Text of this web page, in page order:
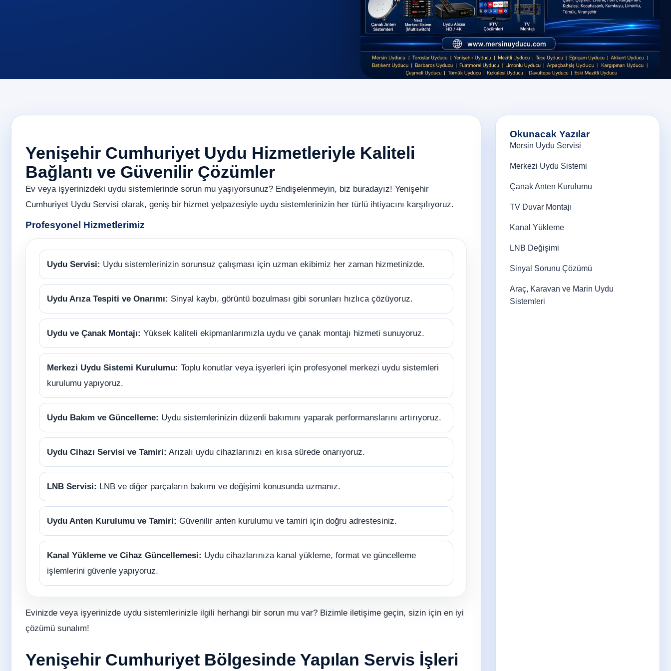
Yenişehir Cumhuriyet Uydu Hizmetleriyle Kaliteli
Bağlantı ve Güvenilir Çözümler
Ev veya işyerinizdeki uydu sistemlerinde sorun mu yaşıyorsunuz? Endişelenmeyin, biz buradayız! Yenişehir
Cumhuriyet Uydu Servisi olarak, geniş bir hizmet yelpazesiyle uydu sistemlerinizin her türlü ihtiyacını karşılıyoruz.
Profesyonel Hizmetlerimiz
Uydu Servisi: Uydu sistemlerinizin sorunsuz çalışması için uzman ekibimiz her zaman hizmetinizde.
Uydu Arıza Tespiti ve Onarımı: Sinyal kaybı, görüntü bozulması gibi sorunları hızlıca çözüyoruz.
Uydu ve Çanak Montajı: Yüksek kaliteli ekipmanlarımızla uydu ve çanak montajı hizmeti sunuyoruz.
Merkezi Uydu Sistemi Kurulumu: Toplu konutlar veya işyerleri için profesyonel merkezi uydu sistemleri
kurulumu yapıyoruz.
Uydu Bakım ve Güncelleme: Uydu sistemlerinizin düzenli bakımını yaparak performanslarını artırıyoruz.
Uydu Cihazı Servisi ve Tamiri: Arızalı uydu cihazlarınızı en kısa sürede onarıyoruz.
LNB Servisi: LNB ve diğer parçaların bakımı ve değişimi konusunda uzmanız.
Uydu Anten Kurulumu ve Tamiri: Güvenilir anten kurulumu ve tamiri için doğru adrestesiniz.
Kanal Yükleme ve Cihaz Güncellemesi: Uydu cihazlarınıza kanal yükleme, format ve güncelleme
işlemlerini güvenle yapıyoruz.
Evinizde veya işyerinizde uydu sistemlerinizle ilgili herhangi bir sorun mu var? Bizimle iletişime geçin, sizin için en iyi
çözümü sunalım!
Yenişehir Cumhuriyet Bölgesinde Yapılan Servis İşleri
Okunacak Yazılar
Mersin Uydu Servisi
Merkezi Uydu Sistemi
Çanak Anten Kurulumu
TV Duvar Montajı
Kanal Yükleme
LNB Değişimi
Sinyal Sorunu Çözümü
Araç, Karavan ve Marin Uydu
Sistemleri